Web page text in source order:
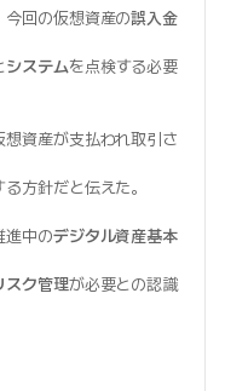
今回の仮想資産の誤入金
システムを点検する必要
資産が支払われ取引さ
方針だと伝えた。
進中のデジタル資産基本
スク管理が必要との認識